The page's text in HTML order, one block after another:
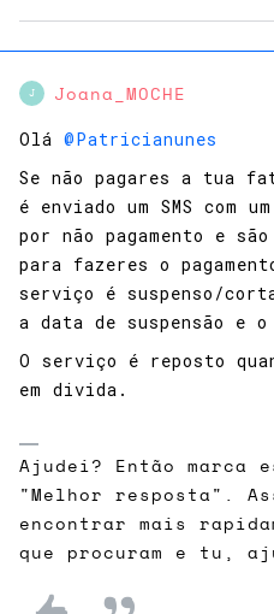
J Joana_MOCHE
Olá @Patricianunes
Se não pagares a tua
é enviado um SMS com
por não pagamento e
para fazeres o
serviço é suspenso/
a data de suspensão e
O serviço é reposto
em divida.
Ajudei? Então marca
"Melhor resposta".
encontrar mais
que procuram e tu,